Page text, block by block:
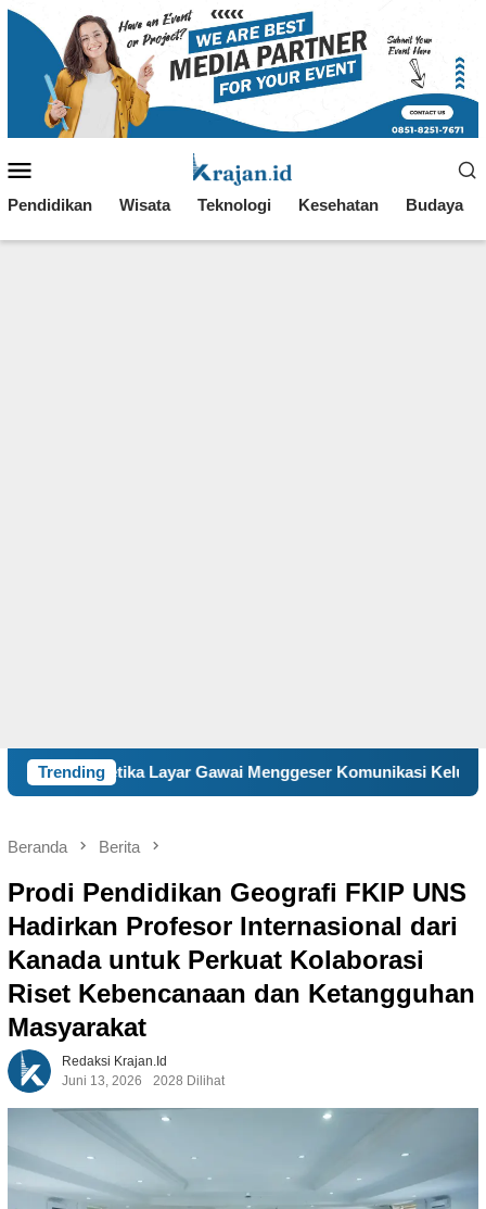
Loncat
Mobile
Pendidikan Wisata Teknologi Kesehatan Budaya
Trending
Gawai Menggeser Komunikasi Keluarga, ILM “Sebelum
Beranda Berita
Prodi Pendidikan Geografi FKIP UNS
Hadirkan Profesor Internasional dari
Kanada untuk Perkuat Kolaborasi
Riset Kebencanaan dan Ketangguhan
Masyarakat
Redaksi Krajan.id
Juni 13, 2026
2028 Dilihat